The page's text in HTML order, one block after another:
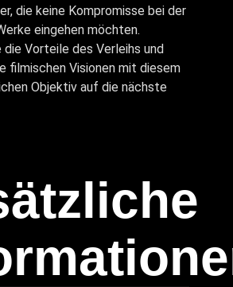
die keine Kompromisse bei der
eingehen möchten.
die Vorteile des Verleihs und
filmischen Visionen mit diesem
Objektiv auf die nächste